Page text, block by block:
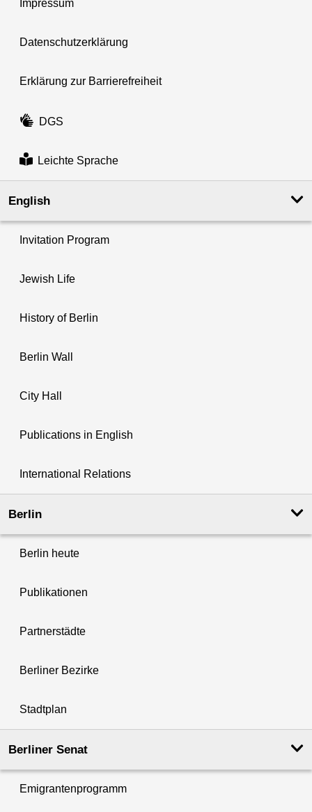
Impressum
Datenschutzerklärung
Erklärung zur Barrierefreiheit
DGS
Leichte Sprache
English
Invitation Program
Jewish Life
History of Berlin
Berlin Wall
City Hall
Publications in English
International Relations
Berlin
Berlin heute
Publikationen
Partnerstädte
Berliner Bezirke
Stadtplan
Berliner Senat
Emigrantenprogramm